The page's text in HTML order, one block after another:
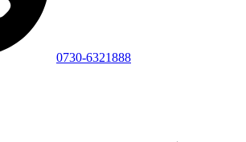
0730-6321888